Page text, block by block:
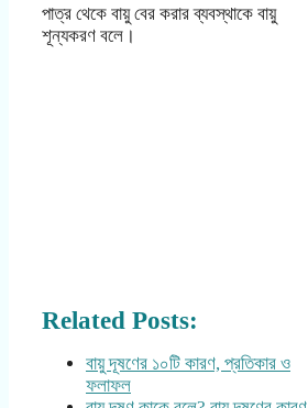
পাত্র থেকে বায়ু বের করার ব্যবস্থাকে বায়ু
শূন্যকরণ বলে।
Related Posts:
বায়ু দূষণের ১০টি কারণ, প্রতিকার ও
ফলাফল